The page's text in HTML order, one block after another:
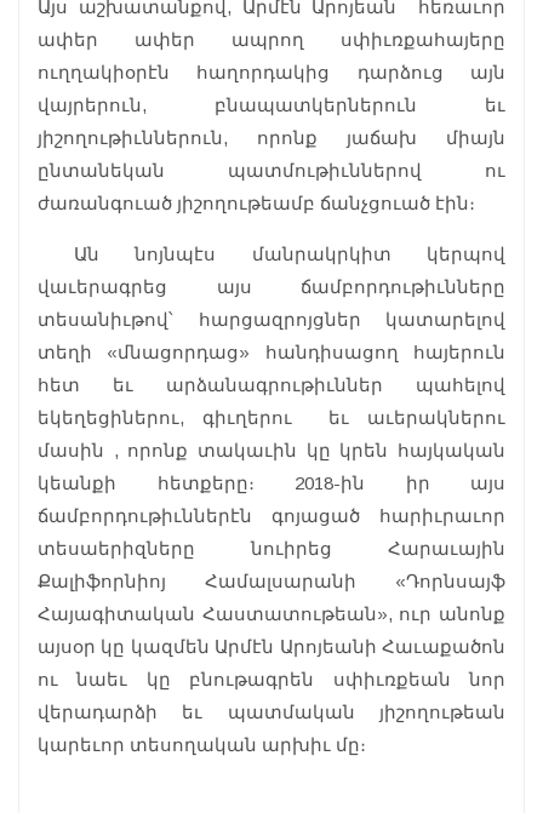
Այս աշխատանքով, Արմէն Արոյեան հեռաւոր
ափեր ափեր ապրող սփիւռքահայերը
ուղղակիօրէն հաղորդակից դարձուց այն
վայրերուն, բնապատկերներուն եւ
յիշողութիւններուն, որոնք յաճախ միայն
ընտանեկան պատմութիւններով ու
ժառանգուած յիշողութեամբ ճանչցուած էին։
Ան նոյնպէս մանրակրկիտ կերպով
վաւերագրեց այս ճամբորդութիւնները
տեսանիւթով՝ հարցազրոյցներ կատարելով
տեղի «մնացորդաց» հանդիսացող հայերուն
հետ եւ արձանագրութիւններ պահելով
եկեղեցիներու, գիւղերու եւ աւերակներու
մասին , որոնք տակաւին կը կրեն հայկական
կեանքի հետքերը։ 2018-ին իր այս
ճամբորդութիւններէն գոյացած հարիւրաւոր
տեսաերիզները նուիրեց Հարաւային
Քալիֆորնիոյ Համալսարանի «Դորնսայֆ
Հայագիտական Հաստատութեան», ուր անոնք
այսօր կը կազմեն Արմէն Արոյեանի Հաւաքածոն
ու նաեւ կը բնութագրեն սփիւռքեան նոր
վերադարձի եւ պատմական յիշողութեան
կարեւոր տեսողական արխիւ մը։